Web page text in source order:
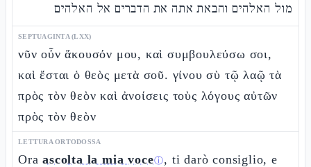
מול האלהים והבאת אתה את הדברים אל האלהים
SEPTUAGINTA (LXX)
νῦν οὖν ἄκουσόν μου, καὶ συμβουλεύσω σοι,
καὶ ἔσται ὁ θεὸς μετὰ σοῦ. γίνου σὺ τῷ λαῷ τὰ
πρὸς τὸν θεὸν καὶ ἀνοίσεις τοὺς λόγους αὐτῶν
πρὸς τὸν θεὸν
LETTURA ORTODOSSA
Oraascolta la mia voceⓘ, ti darò consiglio, e